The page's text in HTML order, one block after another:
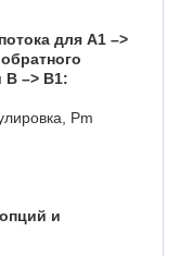
для A1 –>
B –> B1:
Pm
и